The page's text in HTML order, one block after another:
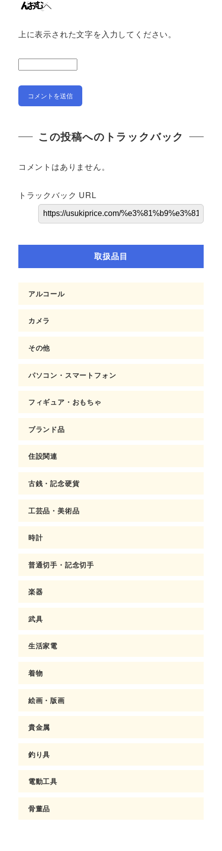
上に表示された文字を入力してください。
この投稿へのトラックバック
コメントはありません。
トラックバック URL
取扱品目
アルコール
カメラ
その他
パソコン・スマートフォン
フィギュア・おもちゃ
ブランド品
住設関連
古銭・記念硬貨
工芸品・美術品
時計
普通切手・記念切手
楽器
武具
生活家電
着物
絵画・版画
貴金属
釣り具
電動工具
骨董品